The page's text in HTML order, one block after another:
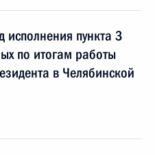
исполнения пункта 3
по итогам работы
в Челябинской